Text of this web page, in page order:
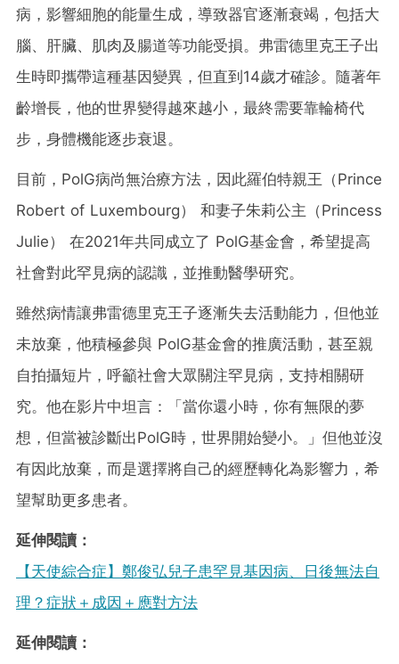
病，影響細胞的能量生成，導致器官逐漸衰竭，包括大
腦、肝臟、肌肉及腸道等功能受損。弗雷德里克王子出
生時即攜帶這種基因變異，但直到14歲才確診。隨著年
齡增長，他的世界變得越來越小，最終需要靠輪椅代
步，身體機能逐步衰退。
目前，PolG病尚無治療方法，因此羅伯特親王（Prince
Robert of Luxembourg） 和妻子朱莉公主（Princess
Julie） 在2021年共同成立了 PolG基金會，希望提高
社會對此罕見病的認識，並推動醫學研究。
雖然病情讓弗雷德里克王子逐漸失去活動能力，但他並
未放棄，他積極參與 PolG基金會的推廣活動，甚至親
自拍攝短片，呼籲社會大眾關注罕見病，支持相關研
究。他在影片中坦言：「當你還小時，你有無限的夢
想，但當被診斷出PolG時，世界開始變小。」但他並沒
有因此放棄，而是選擇將自己的經歷轉化為影響力，希
望幫助更多患者。
延伸閱讀：
【天使綜合症】鄭俊弘兒子患罕見基因病、日後無法自
理？症狀＋成因＋應對方法
延伸閱讀：